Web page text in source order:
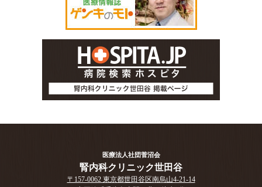
医療法人社団菅沼会
腎内科クリニック世田谷
〒157-0062 東京都世田谷区南烏山4-21-14